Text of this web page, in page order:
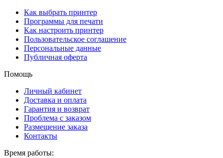
Как выбрать принтер
Программы для печати
Как настроить принтер
Пользовательское соглашение
Персональные данные
Публичная оферта
Помощь
Личный кабинет
Доставка и оплата
Гарантия и возврат
Проблема с заказом
Размещение заказа
Контакты
Время работы: